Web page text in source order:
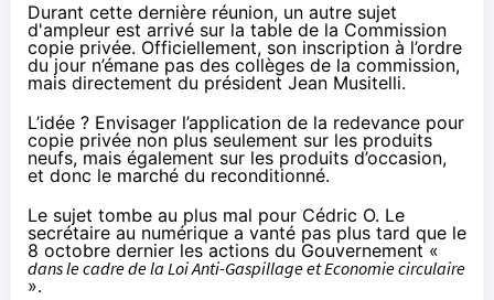
Durant cette dernière réunion, un autre sujet
d'ampleur est arrivé sur la table de la Commission
copie privée. Officiellement, son inscription à l’ordre
du jour n’émane pas des collèges de la commission,
mais directement du président Jean Musitelli.
L’idée ? Envisager l’application de la redevance pour
copie privée non plus seulement sur les produits
neufs, mais également sur les produits d’occasion,
et donc le marché du reconditionné.
Le sujet tombe au plus mal pour Cédric O. Le
secrétaire au numérique a vanté pas plus tard que le
8 octobre dernier les actions du Gouvernement «
dans le cadre de la Loi Anti-Gaspillage et Economie circulaire
».